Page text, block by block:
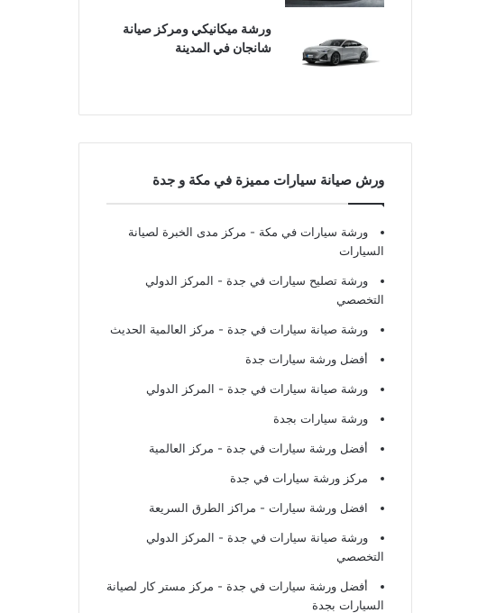
ورشة ميكانيكي ومركز صيانة
شانجان في المدينة
ورش صيانة سيارات مميزة في مكة و جدة
ورشة سيارات في مكة - مركز مدى الخبرة لصيانة
السيارات
ورشة تصليح سيارات في جدة - المركز الدولي
التخصصي
ورشة صيانة سيارات في جدة - مركز العالمية الحديث
أفضل ورشة سيارات جدة
ورشة صيانة سيارات في جدة - المركز الدولي
ورشة سيارات بجدة
أفضل ورشة سيارات في جدة - مركز العالمية
مركز ورشة سيارات في جدة
افضل ورشة سيارات - مراكز الطرق السريعة
ورشة صيانة سيارات في جدة - المركز الدولي
التخصصي
أفضل ورشة سيارات في جدة - مركز مستر كار لصيانة
السيارات بجدة